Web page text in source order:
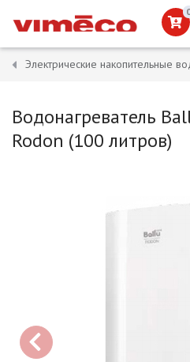
Электрические накопительные
Водонагреватель
Rodon (100 литров)